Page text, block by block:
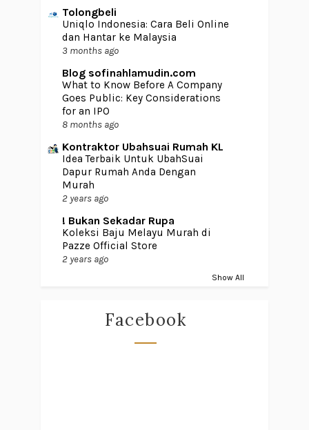
Tolongbeli
Uniqlo Indonesia: Cara Beli Online
dan Hantar ke Malaysia
3 months ago
Blog sofinahlamudin.com
What to Know Before A Company
Goes Public: Key Considerations
for an IPO
8 months ago
Kontraktor Ubahsuai Rumah KL
Idea Terbaik Untuk UbahSuai
Dapur Rumah Anda Dengan
Murah
2 years ago
! Bukan Sekadar Rupa
Koleksi Baju Melayu Murah di
Pazze Official Store
2 years ago
Show All
Facebook